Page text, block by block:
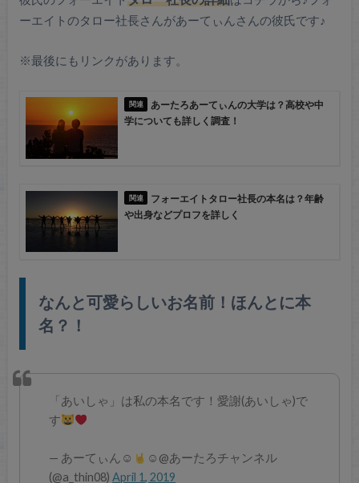
ーエイトのタロー社長さんがあーてぃんさんの彼氏です♪
※最後にもリンクがあります。
あーたろあーてぃんの大学は？高校や中
学についても詳しく調査！
フォーエイトタロー社長の本名は？年齢
や出身などプロフを詳しく
なんと可愛らしいお名前！ほんとに本
名？！
「あいしゃ」は私の本名です！愛謝(あいしゃ)で
す
— あーてぃん☺︎︎
☺︎@あーたろチャンネル
(@a_thin08)April 1, 2019